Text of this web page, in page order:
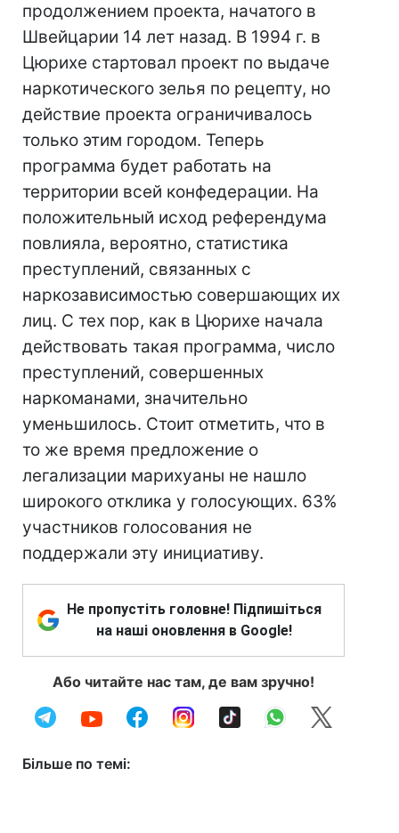
продолжением проекта, начатого в
Швейцарии 14 лет назад. В 1994 г. в
Цюрихе стартовал проект по выдаче
наркотического зелья по рецепту, но
действие проекта ограничивалось
только этим городом. Теперь
программа будет работать на
территории всей конфедерации. На
положительный исход референдума
повлияла, вероятно, статистика
преступлений, связанных с
наркозависимостью совершающих их
лиц. С тех пор, как в Цюрихе начала
действовать такая программа, число
преступлений, совершенных
наркоманами, значительно
уменьшилось. Стоит отметить, что в
то же время предложение о
легализации марихуаны не нашло
широкого отклика у голосующих. 63%
участников голосования не
поддержали эту инициативу.
Не пропустіть головне! Підпишіться
на наші оновлення в Google!
Або читайте нас там, де вам зручно!
Більше по темі: